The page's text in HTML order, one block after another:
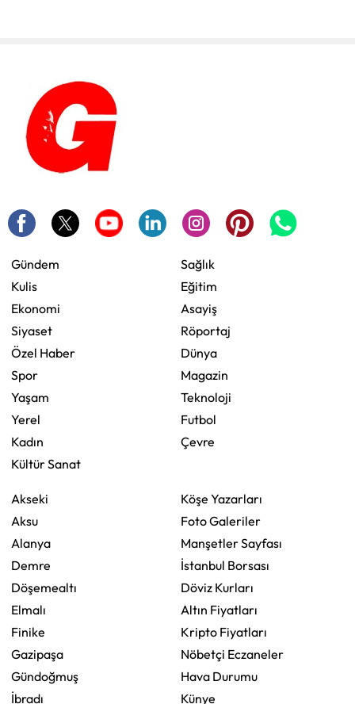
Gündem
Kulis
Ekonomi
Siyaset
Özel Haber
Spor
Yaşam
Yerel
Kadın
Kültür Sanat
Sağlık
Eğitim
Asayiş
Röportaj
Dünya
Magazin
Teknoloji
Futbol
Çevre
Akseki
Aksu
Alanya
Demre
Döşemealtı
Elmalı
Finike
Gazipaşa
Gündoğmuş
İbradı
Köşe Yazarları
Foto Galeriler
Manşetler Sayfası
İstanbul Borsası
Döviz Kurları
Altın Fiyatları
Kripto Fiyatları
Nöbetçi Eczaneler
Hava Durumu
Künye